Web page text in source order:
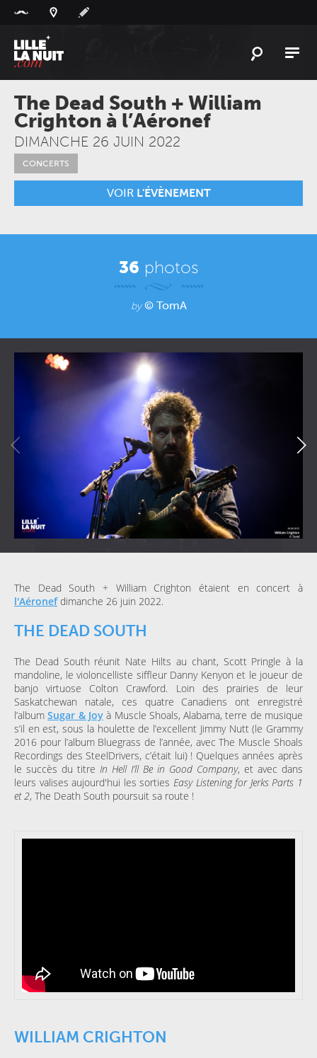
L'ACTU
L'AGENDA
LESLIEUX
LIVEREPORT
ÀGAGNER
PLAYLIST
The Dead South + William
Crighton à l’Aéronef
DIMANCHE 26 JUIN 2022
CONCERTS
VOIR L'ÉVÈNEMENT
36 photos
by© TomA
The Dead South + William Crighton étaient en concert à
l'Aéronefdimanche 26 juin 2022.
THE DEAD SOUTH
The Dead South réunit Nate Hilts au chant, Scott Pringle à la
mandoline, le violoncelliste siffleur Danny Kenyon et le joueur de
banjo virtuose Colton Crawford. Loin des prairies de leur
Saskatchewan natale, ces quatre Canadiens ont enregistré
l’albumSugar & Joyà Muscle Shoals, Alabama, terre de musique
s’il en est, sous la houlette de l’excellent Jimmy Nutt (le Grammy
2016 pour l’album Bluegrass de l’année, avec The Muscle Shoals
Recordings des SteelDrivers, c’était lui) ! Quelques années après
le succès du titre In Hell I’ll Be in Good Company, et avec dans
leurs valises aujourd'hui les sorties Easy Listening for Jerks Parts 1
et 2, The Death South poursuit sa route !
WILLIAM CRIGHTON
Panneau de gestion des cookies